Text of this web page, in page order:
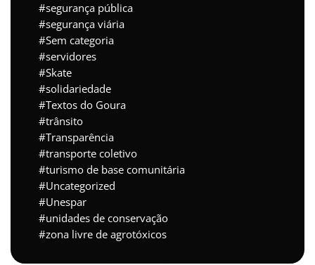
segurança pública
segurança viária
Sem categoria
servidores
Skate
solidariedade
Textos do Goura
trânsito
Transparência
transporte coletivo
turismo de base comunitária
Uncategorized
Unespar
unidades de conservação
zona livre de agrotóxicos